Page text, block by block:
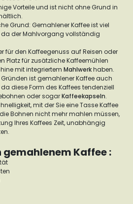
Vorteile und ist nicht ohne Grund in
Grund: Gemahlener Kaffee ist viel
da der Mahlvorgang vollständig
für den Kaffeegenuss auf Reisen oder
Platz für zusätzliche Kaffeemühlen
mit integriertem Mahlwerkhaben.
ist gemahlener Kaffee auch
diese Form des Kaffees tendenziell
oder sogarKaffeekapseln.
mit der Sie eine Tasse Kaffee
Bohnen nicht mehr mahlen müssen,
Ihres Kaffees Zeit, unabhängig
gemahlenem Kaffee :